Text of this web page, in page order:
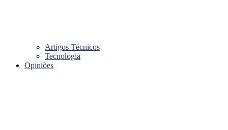
Artigos Técnicos
Tecnologia
Opiniões